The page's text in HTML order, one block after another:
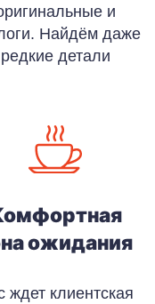
и
Найдём даже
редкие детали
ожидания
ждет клиентская